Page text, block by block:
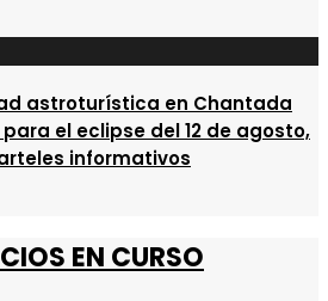
astroturística en Chantada
el eclipse del 12 de agosto,
informativos
EN CURSO